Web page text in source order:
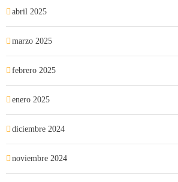
abril 2025
marzo 2025
febrero 2025
enero 2025
diciembre 2024
noviembre 2024